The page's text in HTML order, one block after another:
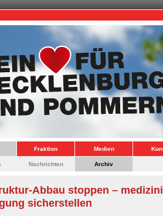
Fraktion Medien
Nachrichten Archiv
Abbau stoppen –
sicherstellen